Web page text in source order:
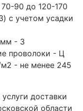
90 до 120-170
с учетом усадки
мм - 3
проволоки - Ц
- не менее 245
доставки
области